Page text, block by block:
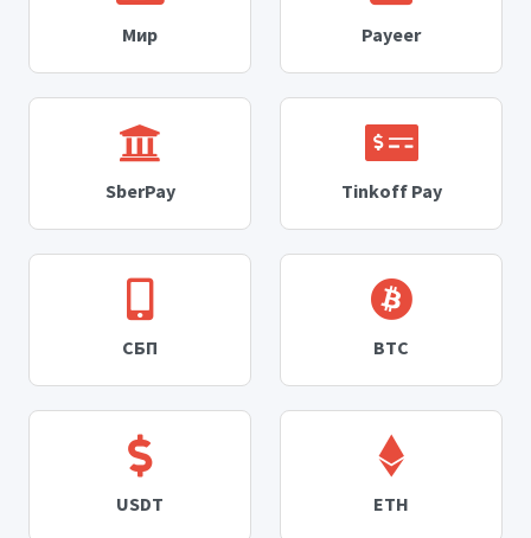
Мир Payeer
SberPay Tinkoff Pay
СБП BTC
USDT ETH